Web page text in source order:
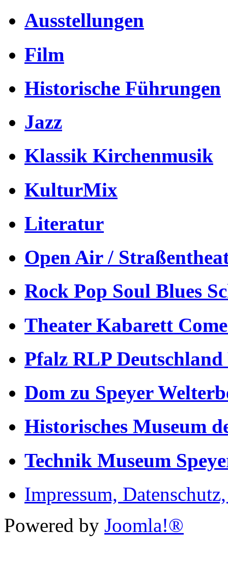
Ausstellungen
Film
Historische Führungen
Jazz
Klassik Kirchenmusik
KulturMix
Literatur
Open Air /
Rock Pop Soul Blues
Theater Kabarett
Pfalz RLP
Dom zu Speyer
Historisches Museum
Technik Museum
Impressum,
Powered by Joomla!®